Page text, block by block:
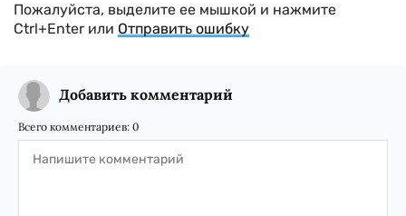
Пожалуйста, выделите ее мышкой и нажмите
Ctrl+Enter или Отправить ошибку
Добавить комментарий
Всего комментариев: 0